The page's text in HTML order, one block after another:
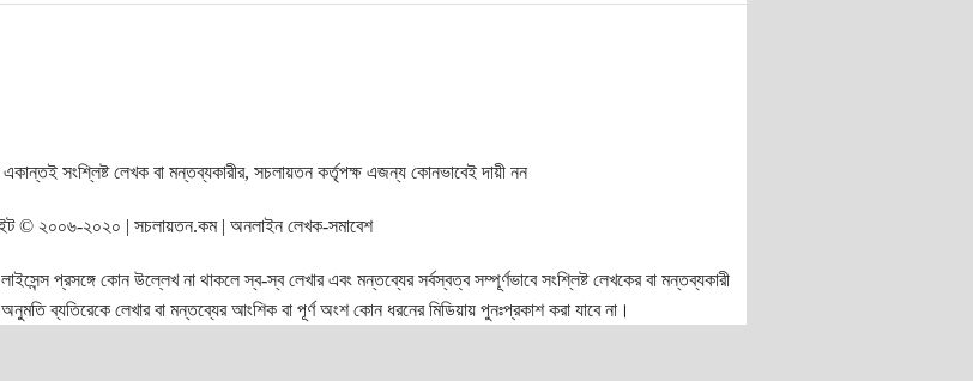
সংশ্লিষ্ট লেখক বা মন্তব্যকারীর, সচলায়তন কর্তৃপক্ষ এজন্য কোনভাবেই দায়ী নন
© ২০০৬-২০২০ | সচলায়তন.কম | অনলাইন লেখক-সমাবেশ
প্রসঙ্গে কোন উল্লেখ না থাকলে স্ব-স্ব লেখার এবং মন্তব্যের সর্বস্বত্ব সম্পূর্ণভাবে সংশ্লিষ্ট লেখকের বা মন্তব্যকারী
ব্যতিরেকে লেখার বা মন্তব্যের আংশিক বা পূর্ণ অংশ কোন ধরনের মিডিয়ায় পুনঃপ্রকাশ করা যাবে না।